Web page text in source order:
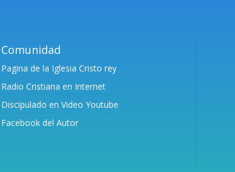
Comunidad
Pagina de la Iglesia Cristo rey
Radio Cristiana en Internet
Discipulado en Video Youtube
Facebook del Autor